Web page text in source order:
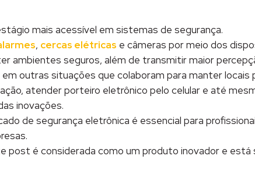
mais acessível em sistemas de segurança.
, cercas elétricas e câmeras por meio dos
ambientes seguros, além de transmitir maior
outras situações que colaboram para manter locais
atender porteiro eletrônico pelo celular e até
inovações.
de segurança eletrônica é essencial para
post é considerada como um produto inovador e